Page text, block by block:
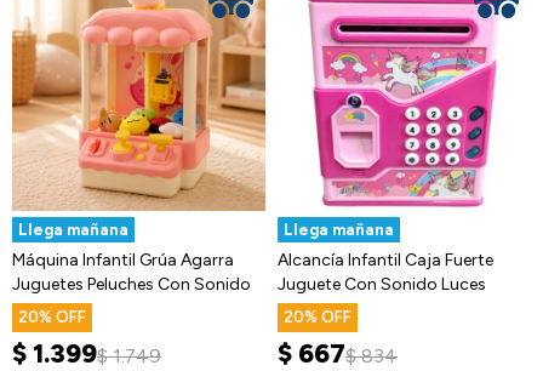
Llega mañana
Máquina Infantil Grúa Agarra
Juguetes Peluches Con Sonido
20
$ 1.399$ 1.749
Llega mañana
Alcancía Infantil Caja Fuerte
Juguete Con Sonido Luces
20
$ 667$ 834